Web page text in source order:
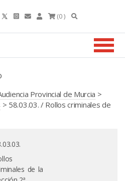
(0 )
Provincial de Murcia >
> 58.03.03. / Rollos criminales de
de la